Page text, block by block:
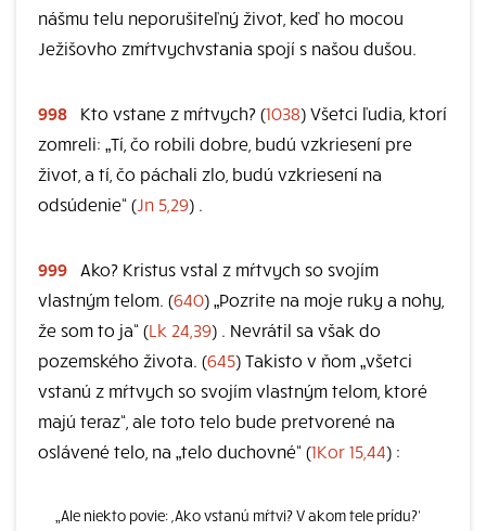
nášmu telu neporušiteľný život, keď ho mocou
Ježišovho zmŕtvychvstania spojí s našou dušou.
998 Kto vstane z mŕtvych? (1038) Všetci ľudia, ktorí
zomreli: „Tí, čo robili dobre, budú vzkriesení pre
život, a tí, čo páchali zlo, budú vzkriesení na
odsúdenie“ (Jn 5,29) .
999
Ako? Kristus vstal z mŕtvych so svojím
vlastným telom. (640) „Pozrite na moje ruky a nohy,
že som to ja“ (Lk 24,39) . Nevrátil sa však do
pozemského života. (645) Takisto v ňom „všetci
vstanú z mŕtvych so svojím vlastným telom, ktoré
majú teraz“, ale toto telo bude pretvorené na
oslávené telo, na „telo duchovné“ (1Kor 15,44) :
„Ale niekto povie: ,Ako vstanú mŕtvi? V akom tele prídu?‘